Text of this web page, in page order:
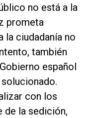
no está a la
prometa
la ciudadanía no
también
español
con los
de la sedición,